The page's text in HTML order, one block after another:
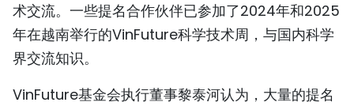
术交流。一些提名合作伙伴已参加了2024年和2025
年在越南举行的VinFuture科学技术周，与国内科学
界交流知识。
VinFuture基金会执行董事黎泰河认为，大量的提名